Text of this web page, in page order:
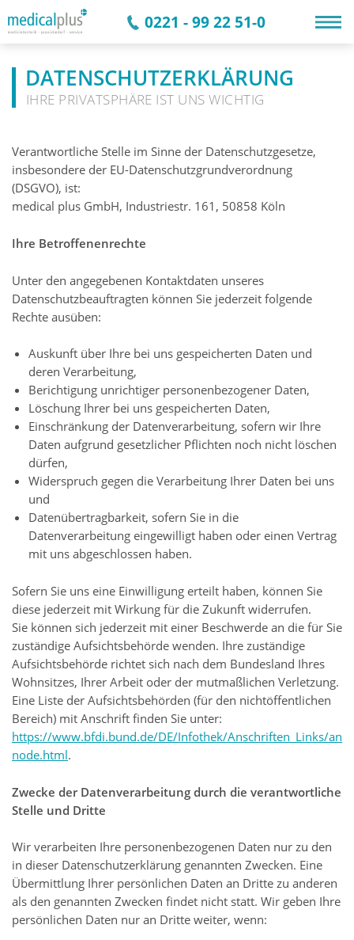
0221 - 99 22 51-0
DATEN­SCHUTZ­ERKLÄRUNG
IHRE PRIVATSPHÄRE IST UNS WICHTIG
Verantwortliche Stelle im Sinne der Datenschutzgesetze,
insbesondere der EU-Datenschutzgrundverordnung
(DSGVO), ist:
medical plus GmbH, Industriestr. 161, 50858 Köln
Ihre Betroffenenrechte
Unter den angegebenen Kontaktdaten unseres
Datenschutzbeauftragten können Sie jederzeit folgende
Rechte ausüben:
Auskunft über Ihre bei uns gespeicherten Daten und
deren Verarbeitung,
Berichtigung unrichtiger personenbezogener Daten,
Löschung Ihrer bei uns gespeicherten Daten,
Einschränkung der Datenverarbeitung, sofern wir Ihre
Daten aufgrund gesetzlicher Pflichten noch nicht löschen
dürfen,
Widerspruch gegen die Verarbeitung Ihrer Daten bei uns
und
Datenübertragbarkeit, sofern Sie in die
Datenverarbeitung eingewilligt haben oder einen Vertrag
mit uns abgeschlossen haben.
Sofern Sie uns eine Einwilligung erteilt haben, können Sie
diese jederzeit mit Wirkung für die Zukunft widerrufen.
Sie können sich jederzeit mit einer Beschwerde an die für Sie
zuständige Aufsichtsbehörde wenden. Ihre zuständige
Aufsichtsbehörde richtet sich nach dem Bundesland Ihres
Wohnsitzes, Ihrer Arbeit oder der mutmaßlichen Verletzung.
Eine Liste der Aufsichtsbehörden (für den nichtöffentlichen
Bereich) mit Anschrift finden Sie unter:
https://www.bfdi.bund.de/DE/Infothek/Anschriften_Links/
node.html.
Zwecke der Datenverarbeitung durch die verantwortliche
Stelle und Dritte
Wir verarbeiten Ihre personenbezogenen Daten nur zu den
in dieser Datenschutzerklärung genannten Zwecken. Eine
Übermittlung Ihrer persönlichen Daten an Dritte zu anderen
als den genannten Zwecken findet nicht statt. Wir geben Ihre
persönlichen Daten nur an Dritte weiter, wenn: